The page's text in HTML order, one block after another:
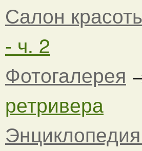
Салон
- ч. 2
Фотогалерея
ретривера